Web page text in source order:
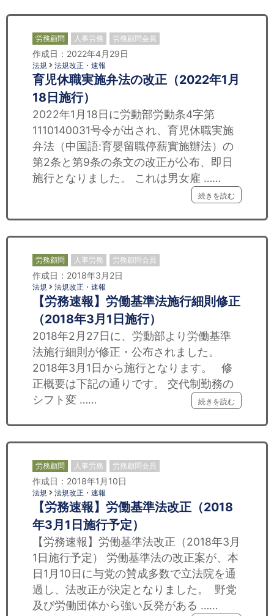
労務顧問 人事労務 労務顧問会員
作成日：2022年4月29日
法規 法規改正・速報
育児休職実施弁法の改正（2022年1月
18日施行）
2022年1月18日に労動部労動条4字第
1110140031号令が出され、育児休職実施
弁法（中国語:育嬰留職停薪實施辦法）の
第2条と第9条の条文の改正が公布、即日
施行となりました。 これは男女雇 ……
続きを読む
労務顧問 人事労務 労務顧問会員
作成日：2018年3月2日
法規 法規改正・速報
【労務速報】労働基準法施行細則修正
（2018年3月1日施行）
2018年2月27日に、労動部より労働基準
法施行細則が修正・公布されました。
2018年3月1日から施行となります。 修
正概要は下記の通りです。 交代制勤務の
シフト変 ……
続きを読む
労務顧問 人事労務 労務顧問会員
作成日：2018年1月10日
法規 法規改正・速報
【労務速報】労働基準法改正（2018
年3月1日施行予定）
【労務速報】労働基準法改正（2018年3月
1日施行予定） 労働基準法の改正案が、本
日1月10日に与党の賛成多数で立法院を通
過し、法改正が決定となりました。 野党
及び労働団体から強い反発がある ……